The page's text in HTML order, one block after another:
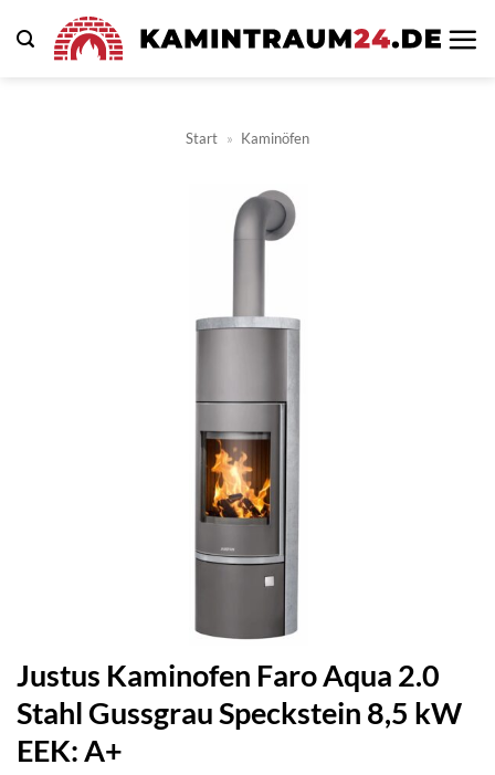
Inhalt
Start » Kaminöfen
Justus Kaminofen Faro Aqua 2.0
Stahl Gussgrau Speckstein 8,5 kW
EEK: A+